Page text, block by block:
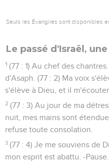
Seuls les Évangiles sont disponibles
Le passé d'Israël,
1 (77 : 1) Au chef des
d'Asaph. (77 : 2) Ma voix
s'élève à Dieu, et il
2 (77 : 3) Au jour de ma
nuit, mes mains sont
refuse toute consolation.
3 (77 : 4) Je me souviens de
mon esprit est abattu. -Pause.